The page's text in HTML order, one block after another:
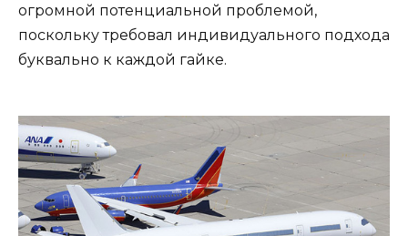
огромной потенциальной проблемой,
поскольку требовал индивидуального подхода
буквально к каждой гайке.